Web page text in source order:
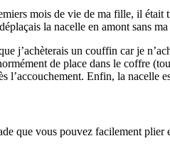
mois de vie de ma fille, il
la nacelle en amont sans
j’achèterais un couffin car je
de place dans le coffre
l’accouchement. Enfin, la nacelle
que vous pouvez facilement plier